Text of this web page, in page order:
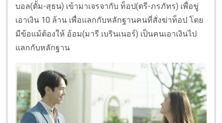
บอล(ตั้ม-สุธน) เข้ามาเจรจากับ ท็อป(ตรี-ภรภัทร) เพื่อขู่
เอาเงิน 10 ล้าน เพื่อแลกกับหลักฐานคนที่สั่งฆ่าท็อป โดย
มีข้อแม้ต้องให้ อ้อม(มารี เบรินเนอร์) เป็นคนเอาเงินไป
แลกกับหลักฐาน